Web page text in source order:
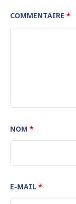
COMMENTAIRE *
NOM *
E-MAIL *